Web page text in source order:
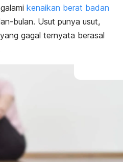
kenaikan berat badan
bulan. Usut punya usut,
gagal ternyata berasal